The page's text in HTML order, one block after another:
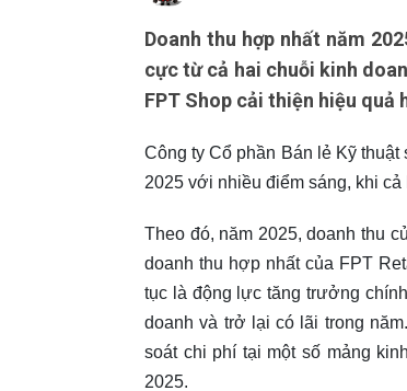
Doanh thu hợp nhất năm
cực từ cả hai chuỗi kinh
FPT Shop cải thiện hiệu
Công ty Cổ phần Bán lẻ Kỹ thuật
2025 với nhiều điểm sáng, khi
Theo đó, năm 2025, doanh thu
doanh thu hợp nhất của FPT
tục là động lực tăng trưởng
doanh và trở lại có lãi trong
soát chi phí tại một số mảng
2025.